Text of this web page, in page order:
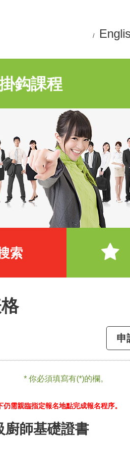
/
鈎課程
索
申
* 你必須填寫有(*)的欄。
需親臨指定報名地點完成報名程序。
廚師基礎證書